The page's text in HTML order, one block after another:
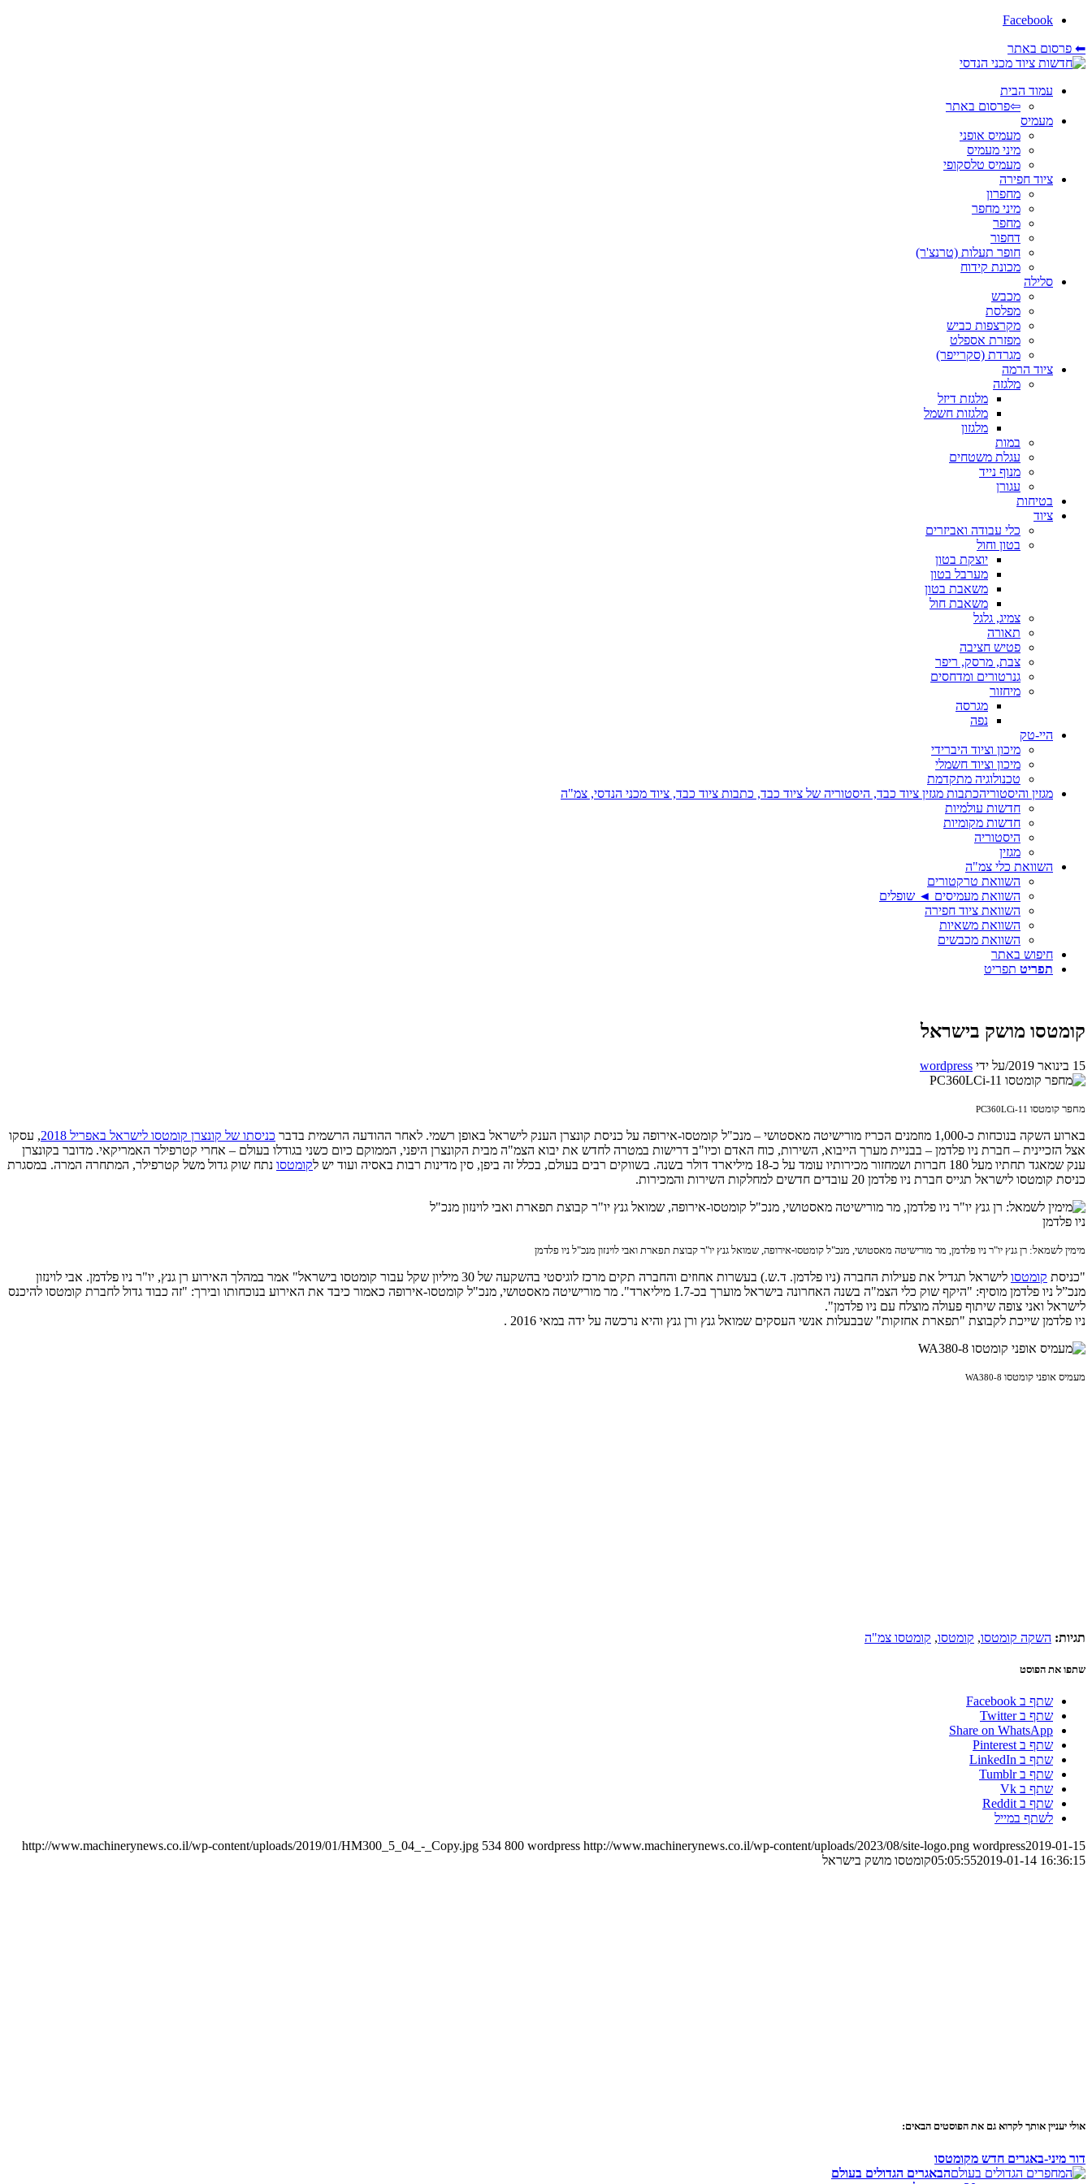
Facebook
⬅ פרסום באתר
עמוד הבית
⇦פרסום באתר
מעמיס
מעמיס אופני
מיני מעמיס
מעמיס טלסקופי
ציוד חפירה
מחפרון
מיני מחפר
מחפר
דחפור
חופר תעלות (טרנצ'ר)
מכונת קידוח
סלילה
מכבש
מפלסת
מקרצפות כביש
מפזרת אספלט
מגרדת (סקרייפר)
ציוד הרמה
מלגזה
מלגזת דיזל
מלגזות חשמל
מלגזון
במות
עגלת משטחים
מנוף נייד
עגורן
בטיחות
ציוד
כלי עבודה ואביזרים
בטון וחול
יוצקת בטון
מערבל בטון
משאבת בטון
משאבת חול
צמיג, גלגל
תאורה
פטיש חציבה
צבת, מרסק, ריפר
גנרטורים ומדחסים
מיחזור
מגרסה
נפה
היי-טק
מיכון וציוד היברידי
מיכון וציוד חשמלי
טכנולוגיה מתקדמת
מגזין והיסטוריהכתבות מגזין ציוד כבד, היסטוריה של ציוד כבד, כתבות ציוד כבד, ציוד מכני הנדסי, צמ"ה
חדשות עולמיות
חדשות מקומיות
היסטוריה
מגזין
השוואת כלי צמ"ה
השוואת טרקטורים
השוואת מעמיסים ◄ שופלים
השוואת ציוד חפירה
השוואת משאיות
השוואת מכבשים
חיפוש באתר
תפריט תפריט
קומטסו מושק בישראל
15 בינואר 2019 /על ידי wordpress
מחפר קומטסו PC360LCi-11
בארוע השקה בנוכחות כ-1,000 מוזמנים הכריז מורישיטה מאסטושי – מנכ"ל קומטסו-אירופה על כניסת קונצרן הענק לישראל באופן רשמי. לאחר ההודעה הרשמית בדבר כניסתו של קונצרן קומטסו לישראל באפריל 2018
, עסקו
אצל הזכיינית – חברת ניו פלדמן – בבניית מערך הייבוא, השירות, כוח האדם וכיו"ב דרישות במטרה לחדש את יבוא הצמ"ה מבית הקונצרן היפני, הממוקם כיום כשני בגודלו בעולם – אחרי קטרפילר האמריקאי. מדובר בקונצרן
ענק שמאגד תחתיו מעל 180 חברות ושמחזור מכירותיו עומד על כ-18 מיליארד דולר בשנה. בשווקים רבים בעולם, בכלל זה ביפן, סין מדינות רבות באסיה ועוד יש ל
קומטסו נתח שוק גדול משל קטרפילר, המתחרה המרה. במסגרת
כניסת קומטסו לישראל תגייס חברת ניו פלדמן 20 עובדים חדשים למחלקות השירות והמכירות.
מימין לשמאל: רן גנץ יו"ר ניו פלדמן, מר מורישיטה מאסטושי, מנכ"ל קומטסו-אירופה, שמואל גנץ יו"ר קבוצת תפארת ואבי לוינזון מנכ"ל ניו פלדמן
"כניסת קומטסו
לישראל תגדיל את פעילות החברה (ניו פלדמן. ד.ש.) בעשרות אחוזים והחברה תקים מרכז לוגיסטי בהשקעה של 30 מיליון שקל עבור קומטסו בישראל" אמר במהלך האירוע רן גנץ, יו"ר ניו פלדמן. אבי לוינזון
מנכ”ל ניו פלדמן מוסיף: "היקף שוק כלי הצמ"ה בשנה האחרונה בישראל מוערך בכ-1.7 מיליארד". מר מורישיטה מאסטושי, מנכ"ל קומטסו-אירופה כאמור כיבד את האירוע בנוכחותו ובירך: "זה כבוד גדול לחברת קומטסו להיכנס
לישראל ואני צופה שיתוף פעולה מוצלח עם ניו פלדמן".
ניו פלדמן שייכת לקבוצת "תפארת אחזקות" שבבעלות אנשי העסקים שמואל גנץ ורן גנץ והיא נרכשה על ידה במאי 2016 .
מעמיס אופני קומטסו WA380-8
תגיות: השקה קומטסו, קומטסו, קומטסו צמ"ה
שתפו את הפוסט
שתף ב Facebook
שתף ב Twitter
Share on WhatsApp
שתף ב Pinterest
שתף ב LinkedIn
שתף ב Tumblr
שתף ב Vk
שתף ב Reddit
לשתף במייל
http://www.machinerynews.co.il/wp-content/uploads/2019/01/HM300_5_04_-_Copy.jpg 534 800 wordpress http://www.machinerynews.co.il/wp-content/uploads/2023/08/site-logo.png wordpress2019-01-15
05:05:552019-01-14 16:36:15 קומטסו מושק בישראל
אולי יעניין אותך לקרוא גם את הפוסטים הבאים:
דור מיני-באגרים חדש מקומטסו
הבאגרים הגדולים בעולם